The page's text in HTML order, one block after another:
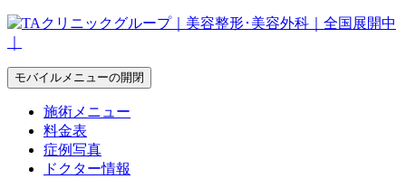
モバイルメニューの開閉
施術メニュー
料金表
症例写真
ドクター情報